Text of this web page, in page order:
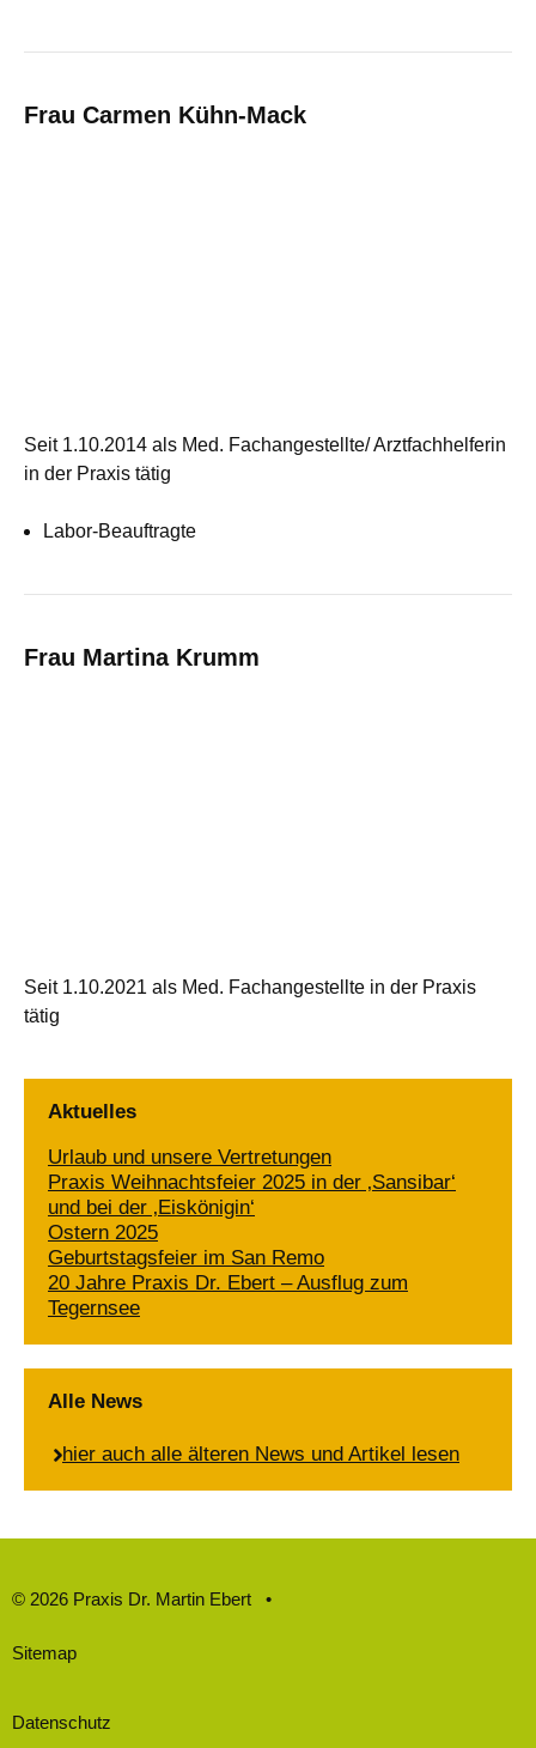
Frau Carmen Kühn-Mack
Seit 1.10.2014 als Med. Fachangestellte/ Arztfachhelferin
in der Praxis tätig
Labor-Beauftragte
Frau Martina Krumm
Seit 1.10.2021 als Med. Fachangestellte in der Praxis
tätig
Aktuelles
Urlaub und unsere Vertretungen
Praxis Weihnachtsfeier 2025 in der ‚Sansibar‘
und bei der ‚Eiskönigin‘
Ostern 2025
Geburtstagsfeier im San Remo
20 Jahre Praxis Dr. Ebert – Ausflug zum
Tegernsee
Alle News
hier auch alle älteren News und Artikel lesen
© 2026 Praxis Dr. Martin Ebert •
Sitemap
Datenschutz